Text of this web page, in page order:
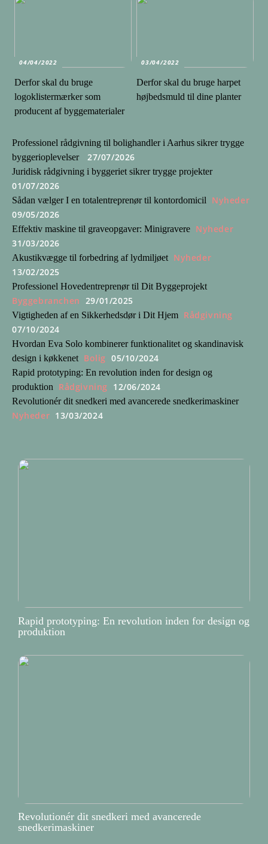
04/04/2022
Derfor skal du bruge
logoklistermærker som
producent af byggematerialer
03/04/2022
Derfor skal du bruge harpet
højbedsmuld til dine planter
Professionel rådgivning til bolighandler i Aarhus sikrer trygge
byggerioplevelser
27/07/2026
Juridisk rådgivning i byggeriet sikrer trygge projekter
01/07/2026
Sådan vælger I en totalentreprenør til kontordomicil
Nyheder
09/05/2026
Effektiv maskine til graveopgaver: Minigravere Nyheder
31/03/2026
Akustikvægge til forbedring af lydmiljøet Nyheder
13/02/2025
Professionel Hovedentreprenør til Dit Byggeprojekt
Byggebranchen 29/01/2025
Vigtigheden af en Sikkerhedsdør i Dit Hjem Rådgivning
07/10/2024
Hvordan Eva Solo kombinerer funktionalitet og skandinavisk
design i køkkenet Bolig 05/10/2024
Rapid prototyping: En revolution inden for design og
produktion
Rådgivning 12/06/2024
Revolutionér dit snedkeri med avancerede snedkerimaskiner
Nyheder 13/03/2024
Rapid prototyping: En revolution inden for design og
produktion
Revolutionér dit snedkeri med avancerede
snedkerimaskiner